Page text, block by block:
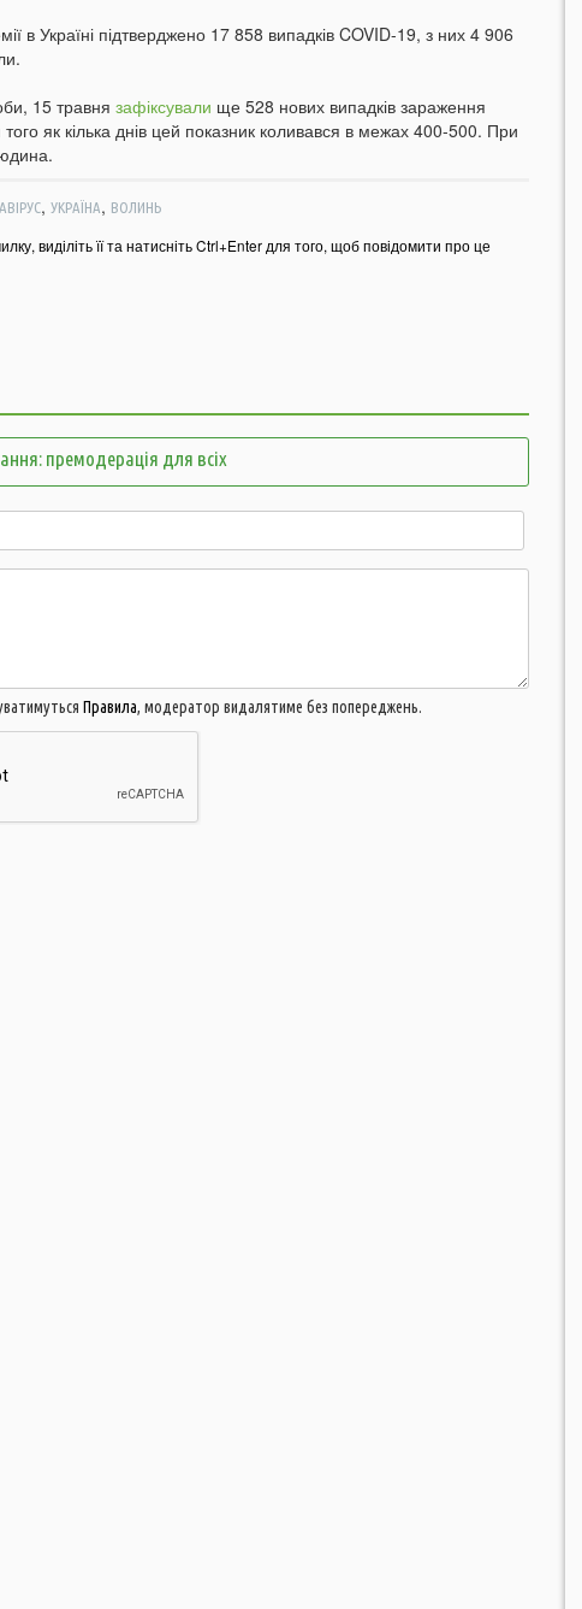
в Україні підтверджено 17 858 випадків COVID-19, з них 4 906
15 травня зафіксували ще 528 нових випадків зараження
того як кілька днів цей показник коливався в межах 400-500. При
, УКРАЇНА, ВОЛИНЬ
виділіть її та натисніть Ctrl+Enter для того, щоб повідомити про це
премодерація для всіх
Правила, модератор видалятиме без попереджень.